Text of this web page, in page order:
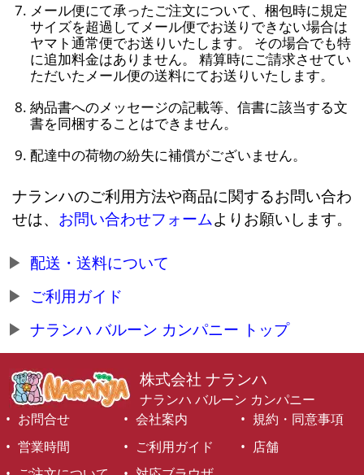
メール便にて承ったご注文について、梱包時に規定
サイズを超過してメール便でお送りできない場合は
ヤマト通常便でお送りいたします。 その場合でも特
に追加料金はありません。 精算時にご請求させてい
ただいたメール便の送料にてお送りいたします。
納品書へのメッセージの記載等、信書に該当する文
書を同梱することはできません。
配達中の荷物の紛失に補償がございません。
ナランハのご利用方法や商品に関するお問い合わ
せは、 お問い合わせフォームよりお願いします。
配送・送料について
ご利用ガイド
ナランハ バルーン カンパニー トップ
株式会社 ナランハ
ナランハ バルーン カンパニー
お問合せ
会社案内
規約・同意事項
営業時間
ご利用ガイド
店舗